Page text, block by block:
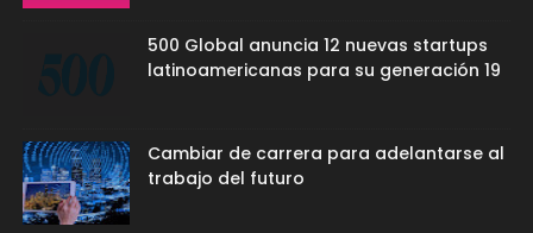
500 Global anuncia 12 nuevas startups
latinoamericanas para su generación 19
Cambiar de carrera para adelantarse al
trabajo del futuro